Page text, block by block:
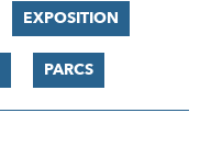
EXPOSITION
PARCS